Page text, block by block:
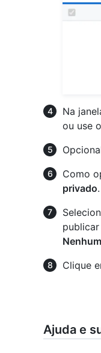
Na
ou use
Como
privado.
Nenhum
Clique
Ajuda e